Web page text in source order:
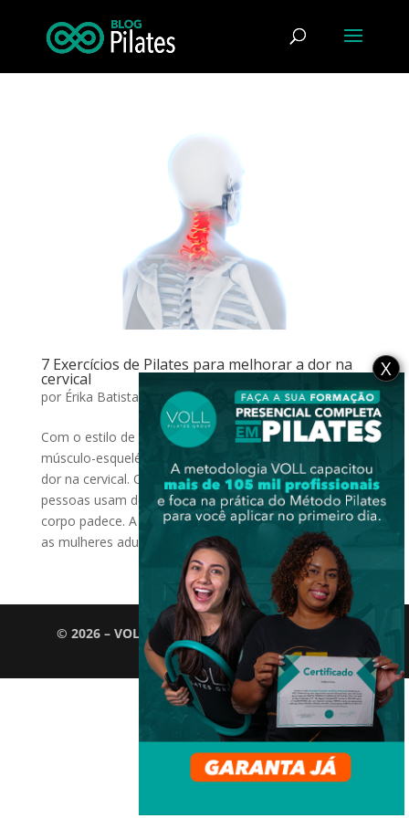
7 Exercícios de Pilates para melhorar a dor na
cervical
por Érika Batista maio 1, 2017 |Coluna,Reabilitação
Com o estilo de vida atual, as lesões crônicas
músculo-esqueléticas tendem a aumentar, tais como a
dor na cervical. Cada vez mais precocemente, as
pessoas usam de modo desenfreado a tecnologia e o
corpo padece. A dor na cervical é mais comum entre
as mulheres adultas...
© 2026 – VOLL Pilates Group. Todos os direitos
reservados.
X